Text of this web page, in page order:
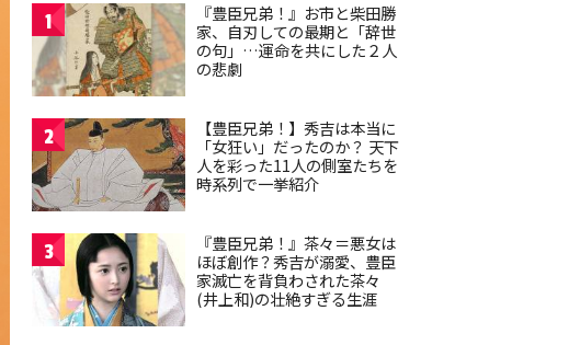
1
『豊臣兄弟！』お市と柴田勝
家、自刃しての最期と「辞世
の句」…運命を共にした２人
の悲劇
2
【豊臣兄弟！】秀吉は本当に
「女狂い」だったのか？ 天下
人を彩った11人の側室たちを
時系列で一挙紹介
3
『豊臣兄弟！』茶々＝悪女は
ほぼ創作？秀吉が溺愛、豊臣
家滅亡を背負わされた茶々
(井上和)の壮絶すぎる生涯